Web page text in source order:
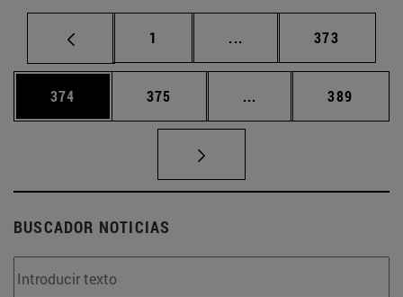
Página
1 ... Páginas intermedias
Página
373
Página
374 Página
375 ... Páginas intermedias
Página
389
BUSCADOR NOTICIAS